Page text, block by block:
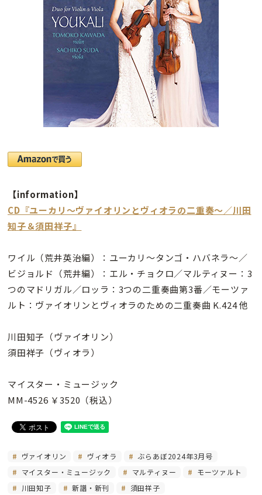
【information】
CD『ユーカリ〜ヴァイオリンとヴィオラの二重奏〜／川田
知子＆須田祥子』
ワイル（荒井英治編）：ユーカリ〜タンゴ・ハバネラ〜／
ビジョルド（荒井編）：エル・チョクロ／マルティヌー：3
つのマドリガル／ロッラ：3つの二重奏曲第3番／モーツァ
ルト：ヴァイオリンとヴィオラのための二重奏曲 K.424 他
川田知子（ヴァイオリン）
須田祥子（ヴィオラ）
マイスター・ミュージック
MM-4526 ￥3520（税込）
ヴァイオリン ヴィオラ
ぶらあぼ2024年3月号
マイスター・ミュージック
マルティヌー
モーツァルト
川田知子
新譜・新刊 須田祥子